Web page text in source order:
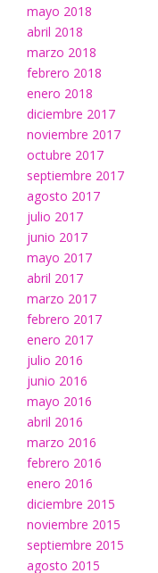
mayo 2018
abril 2018
marzo 2018
febrero 2018
enero 2018
diciembre 2017
noviembre 2017
octubre 2017
septiembre 2017
agosto 2017
julio 2017
junio 2017
mayo 2017
abril 2017
marzo 2017
febrero 2017
enero 2017
julio 2016
junio 2016
mayo 2016
abril 2016
marzo 2016
febrero 2016
enero 2016
diciembre 2015
noviembre 2015
septiembre 2015
agosto 2015